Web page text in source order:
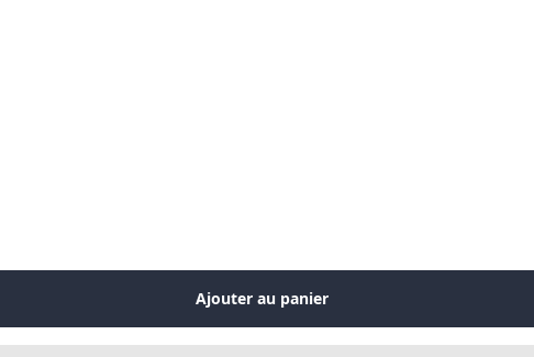
Ajouter au panier